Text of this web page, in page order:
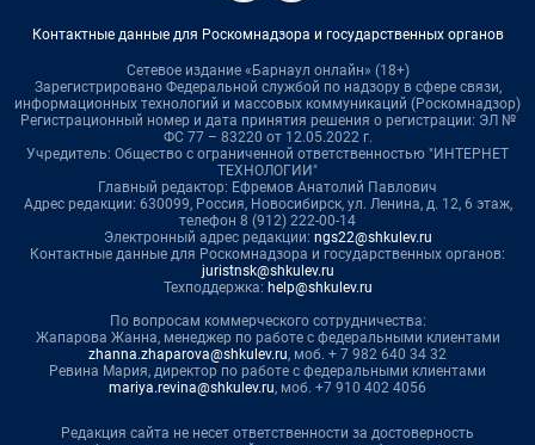
Контактные данные для Роскомнадзора и государственных органов
Сетевое издание «Барнаул онлайн» (18+)
Зарегистрировано Федеральной службой по надзору в сфере связи,
информационных технологий и массовых коммуникаций (Роскомнадзор)
Регистрационный номер и дата принятия решения о регистрации: ЭЛ №
ФС 77 – 83220 от 12.05.2022 г.
Учредитель: Общество с ограниченной ответственностью "ИНТЕРНЕТ
ТЕХНОЛОГИИ"
Главный редактор: Ефремов Анатолий Павлович
Адрес редакции: 630099, Россия, Новосибирск, ул. Ленина, д. 12, 6 этаж,
телефон 8 (912) 222-00-14
Электронный адрес редакции: ngs22@shkulev.ru
Контактные данные для Роскомнадзора и государственных органов:
juristnsk@shkulev.ru
Техподдержка: help@shkulev.ru
По вопросам коммерческого сотрудничества:
Жапарова Жанна, менеджер по работе с федеральными клиентами
zhanna.zhaparova@shkulev.ru, моб. + 7 982 640 34 32
Ревина Мария, директор по работе с федеральными клиентами
mariya.revina@shkulev.ru, моб. +7 910 402 4056
Редакция сайта не несет ответственности за достоверность